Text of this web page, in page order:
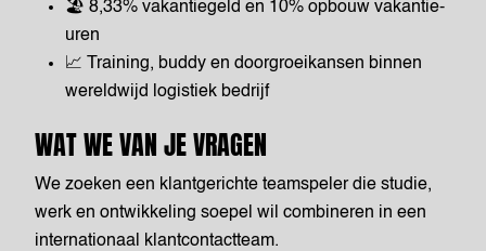
🏖️ 8,33% vakantiegeld en 10% opbouw vakantie-
uren
📈 Training, buddy en doorgroeikansen binnen
wereldwijd logistiek bedrijf
WAT WE VAN JE VRAGEN
We zoeken een klantgerichte teamspeler die studie,
werk en ontwikkeling soepel wil combineren in een
internationaal klantcontactteam.